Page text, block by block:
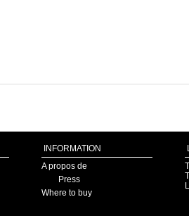
INFORMATION
A propos de
Press
Where to buy